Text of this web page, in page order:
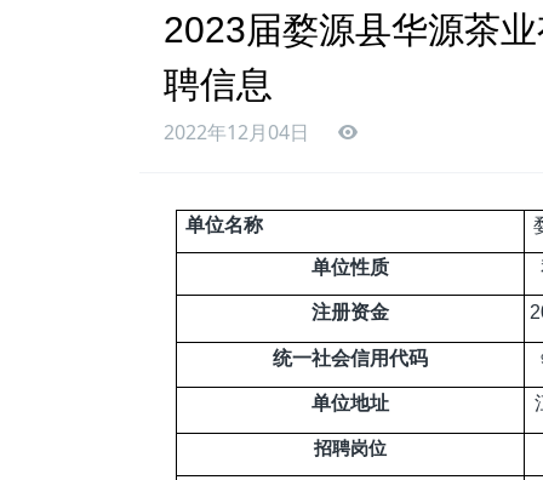
2023届婺源县华源茶
聘信息
2022年12月04日
单位名称
单位性质
注册资金
统一社会信用代码
单位地址
招聘岗位